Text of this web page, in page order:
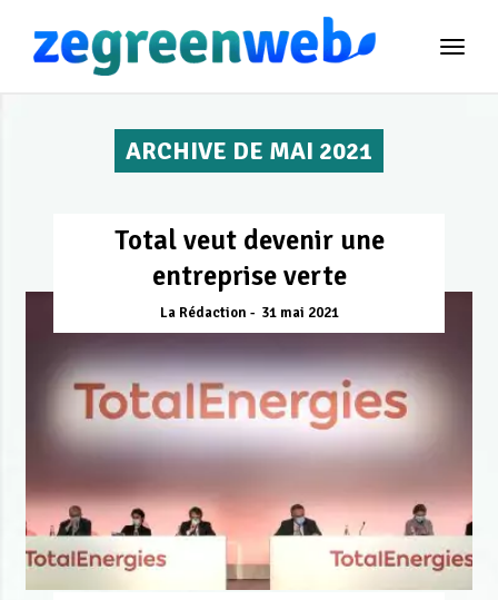
ARCHIVE DE MAI 2021
Total veut devenir une
entreprise verte
La Rédaction 31 mai 2021